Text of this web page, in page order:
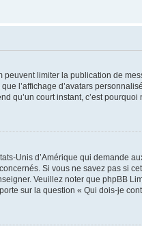
limiter la publication de
l’affichage d’avatars
qu’un court instant, c’est
Unis d’Amérique qui demande
Si vous ne savez pas si
Veuillez noter que phpBB
sur la question « Qui dois-je